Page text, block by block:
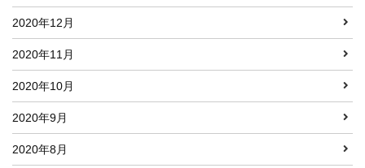
2020年12月
2020年11月
2020年10月
2020年9月
2020年8月